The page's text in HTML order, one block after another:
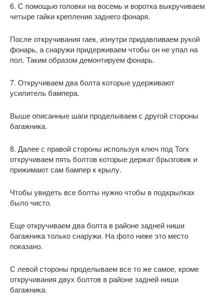
6. С помощью головки на восемь и воротка выкручиваем
четыре гайки крепления заднего фонаря.
После откручивания гаек, изнутри придавливаем рукой
фонарь, а снаружи придерживаем чтобы он не упал на
пол. Таким образом демонтируем фонарь.
7. Откручиваем два болта которые удерживают
усилитель бампера.
Выше описанные шаги проделываем с другой стороны
багажника.
8. Далее с правой стороны используя ключ под Torx
откручиваем пять болтов которые держат брызговик и
прижимают сам бампер к крылу.
Чтобы увидеть все болты нужно чтобы в подкрылках
было чисто.
Еще откручиваем два болта в районе задней ниши
багажника только снаружи. На фото ниже это место
показано.
С левой стороны проделываем все то же самое, кроме
откручивания двух болтов в районе задней ниши
багажника.